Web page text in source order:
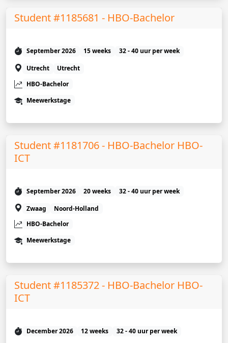
Student #1185681 - HBO-Bachelor
September 2026 15 weeks
32 - 40 uur per week
Utrecht
Utrecht
HBO-Bachelor
Meewerkstage
Student #1181706 - HBO-Bachelor HBO-
ICT
September 2026 20 weeks
32 - 40 uur per week
Zwaag
Noord-Holland
HBO-Bachelor
Meewerkstage
Student #1185372 - HBO-Bachelor HBO-
ICT
December 2026 12 weeks
32 - 40 uur per week